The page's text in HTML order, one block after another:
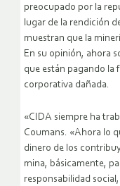
preocupado por la
lugar de la rendición
muestran que la
En su opinión, ahora
que están pagando la
corporativa dañada.
«CIDA siempre ha
Coumans. «Ahora lo
dinero de los
mina, básicamente,
responsabilidad